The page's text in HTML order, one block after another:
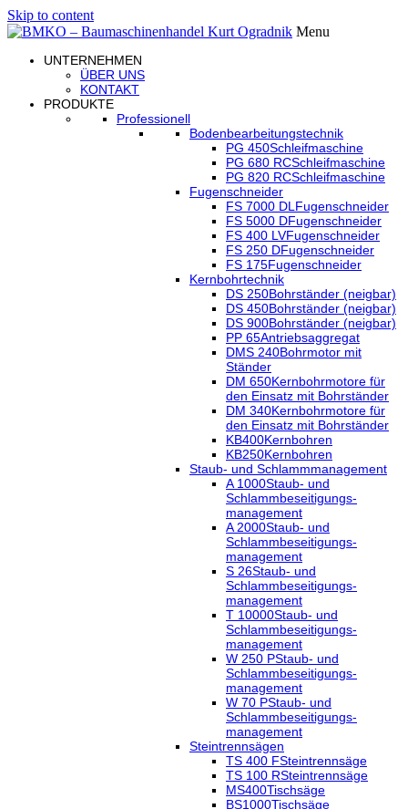
Skip to content
Menu
UNTERNEHMEN
ÜBER UNS
KONTAKT
PRODUKTE
Professionell
Bodenbearbeitungstechnik
PG 450Schleifmaschine
PG 680 RCSchleifmaschine
PG 820 RCSchleifmaschine
Fugenschneider
FS 7000 DLFugenschneider
FS 5000 DFugenschneider
FS 400 LVFugenschneider
FS 250 DFugenschneider
FS 175Fugenschneider
Kernbohrtechnik
DS 250Bohrständer (neigbar)
DS 450Bohrständer (neigbar)
DS 900Bohrständer (neigbar)
PP 65Antriebsaggregat
DMS 240Bohrmotor mit
Ständer
DM 650Kernbohrmotore für
den Einsatz mit Bohrständer
DM 340Kernbohrmotore für
den Einsatz mit Bohrständer
KB400Kernbohren
KB250Kernbohren
Staub- und Schlammmanagement
A 1000Staub- und
Schlammbeseitigungs-
management
A 2000Staub- und
Schlammbeseitigungs-
management
S 26Staub- und
Schlammbeseitigungs-
management
T 10000Staub- und
Schlammbeseitigungs-
management
W 250 PStaub- und
Schlammbeseitigungs-
management
W 70 PStaub- und
Schlammbeseitigungs-
management
Steintrennsägen
TS 400 FSteintrennsäge
TS 100 RSteintrennsäge
MS400Tischsäge
BS1000Tischsäge